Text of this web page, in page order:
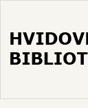
hovedindhold